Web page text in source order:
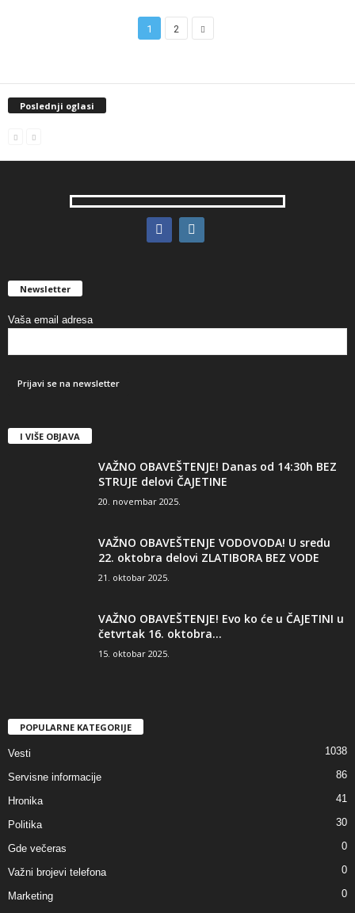
1 2
Poslednji oglasi
Newsletter
Vaša email adresa
I VIŠE OBJAVA
VAŽNO OBAVEŠTENJE! Danas od 14:30h BEZ
STRUJE delovi ČAJETINE
20. novembar 2025.
VAŽNO OBAVEŠTENJE VODOVODA! U sredu
22. oktobra delovi ZLATIBORA BEZ VODE
21. oktobar 2025.
VAŽNO OBAVEŠTENJE! Evo ko će u ČAJETINI u
četvrtak 16. oktobra...
15. oktobar 2025.
POPULARNE KATEGORIJE
Vesti 1038
Servisne informacije 86
Hronika 41
Politika 30
Gde večeras 0
Važni brojevi telefona 0
Marketing 0